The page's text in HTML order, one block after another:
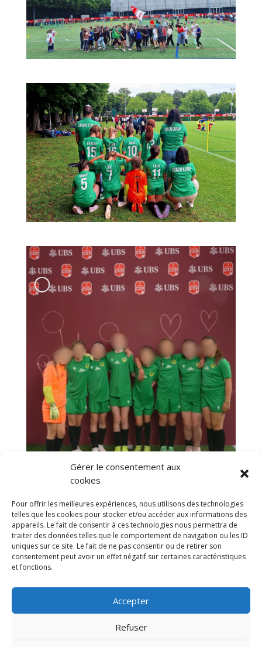
Gérer le consentement aux
cookies
Pour offrir les meilleures expériences, nous utilisons des technologies
telles que les cookies pour stocker et/ou accéder aux informations des
appareils. Le fait de consentir à ces technologies nous permettra de
traiter des données telles que le comportement de navigation ou les ID
uniques sur ce site. Le fait de ne pas consentir ou de retirer son
consentement peut avoir un effet négatif sur certaines caractéristiques
et fonctions.
Accepter
Refuser
1 2 Prochaine